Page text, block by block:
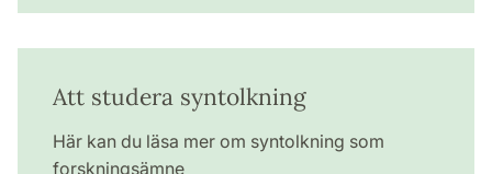
Att studera syntolkning
Här kan du läsa mer om syntolkning som
forskningsämne